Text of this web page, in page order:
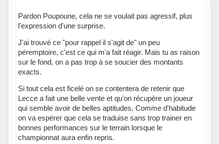
Pardon Poupoune, cela ne se voulait pas agressif, plus
l'expression d'une surprise.
J'ai trouvé ce "pour rappel il s'agit de" un peu
péremptoire, c'est ce qui m'a fait réagir. Mais tu as raison
sur le fond, on a pas trop à se soucier des montants
exacts.
Si tout cela est ficelé on se contentera de retenir que
Lecce a fait une belle vente et qu'on récupère un joueur
qui semble avoir de belles aptitudes. Comme d'habitude
on va espérer que cela se traduise sans trop trainer en
bonnes performances sur le terrain lorsque le
championnat aura enfin repris.